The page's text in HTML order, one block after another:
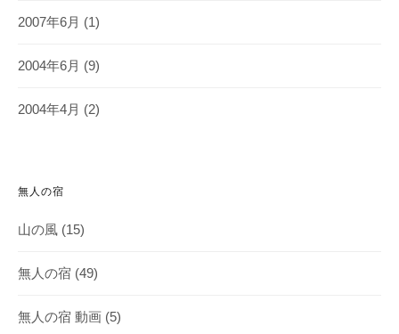
2007年6月 (1)
2004年6月 (9)
2004年4月 (2)
無人の宿
山の風 (15)
無人の宿 (49)
無人の宿 動画 (5)